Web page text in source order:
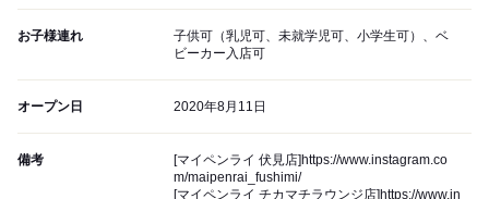
お子様連れ
子供可（乳児可、未就学児可、小学生可）、ベ
ビーカー入店可
オープン日 2020年8月11日
備考
[マイペンライ 伏見店]https://www.instagram.co
m/maipenrai_fushimi/
[マイペンライ チカマチラウンジ店]https://www.in